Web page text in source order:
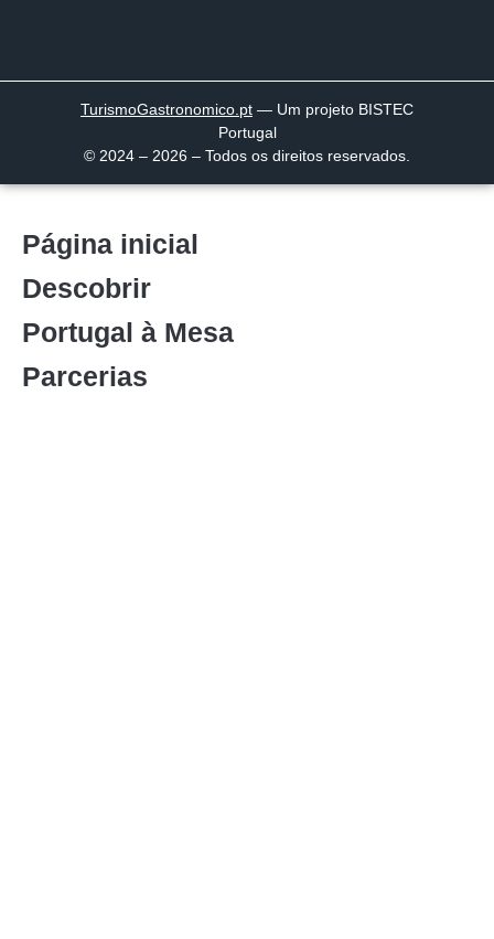
TurismoGastronomico .pt — Um projeto BISTEC
Portugal
© 2024 – 2026 – Todos os direitos reservados.
Página inicial
Descobrir
Portugal à Mesa
Parcerias